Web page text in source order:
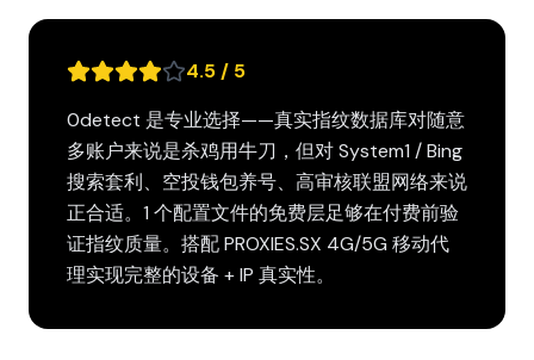
4.5 / 5
0detect 是专业选择——真实指纹数据库对随意
多账户来说是杀鸡用牛刀，但对 System1 / Bing
搜索套利、空投钱包养号、高审核联盟网络来说
正合适。1 个配置文件的免费层足够在付费前验
证指纹质量。搭配 PROXIES.SX 4G/5G 移动代
理实现完整的设备 + IP 真实性。